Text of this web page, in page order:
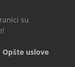
su
Opšte uslove